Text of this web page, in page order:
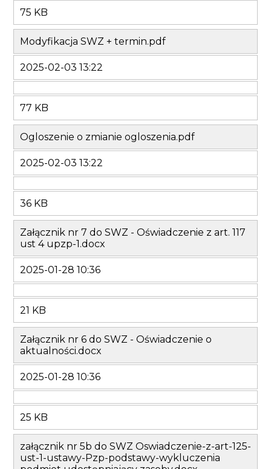
75 KB
Modyfikacja SWZ + termin.pdf
2025-02-03 13:22
77 KB
Ogloszenie o zmianie ogloszenia.pdf
2025-02-03 13:22
36 KB
Załącznik nr 7 do SWZ - Oświadczenie z art. 117
ust 4 upzp-1.docx
2025-01-28 10:36
21 KB
Załącznik nr 6 do SWZ - Oświadczenie o
aktualności.docx
2025-01-28 10:36
25 KB
załącznik nr 5b do SWZ Oswiadczenie-z-art-125-
ust-1-ustawy-Pzp-podstawy-wykluczenia